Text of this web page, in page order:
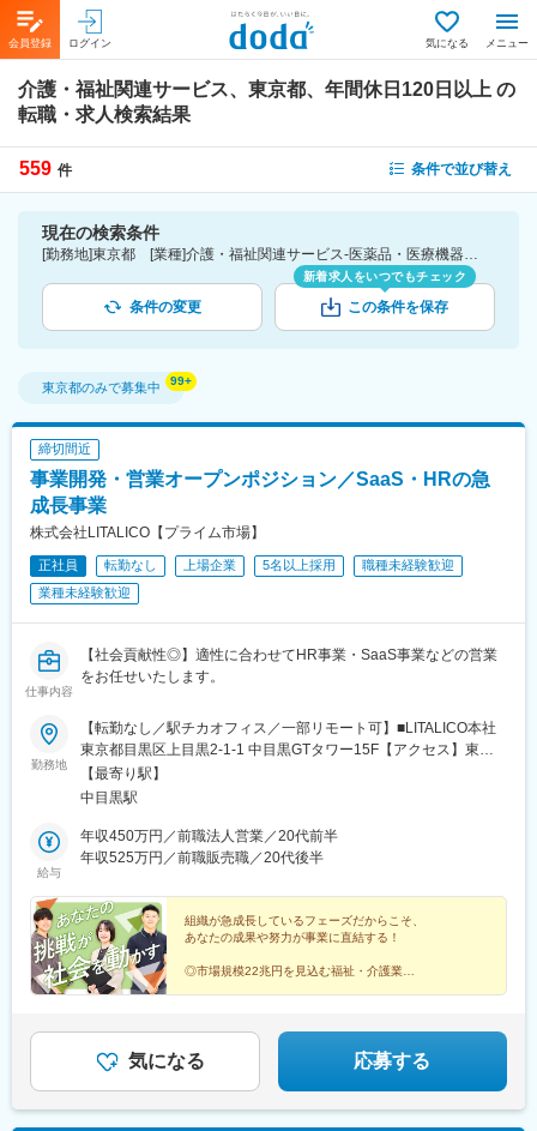
会員登録 ログイン 気になる メニュー
介護・福祉関連サービス、東京都、年間休日120日以上 の
転職・求人検索結果
559 件 条件で並び替え
現在の検索条件
[勤務地]東京都 [業種]介護・福祉関連サービス-医薬品・医療機器・ライフサイエンス・医療系サービス [こだわり条件ピックアップ]年間休日120日以上 [詳細条件](休日・働き方)年間休日120日以上
条件の変更
新着求人をいつでもチェック
この条件を保存
東京都のみで募集中
締切間近
事業開発・営業オープンポジション／SaaS・HRの急
成長事業
株式会社LITALICO【プライム市場】
正社員 転勤なし 上場企業 5名以上採用
職種未経験歓迎
業種未経験歓迎
仕事内容
【社会貢献性◎】適性に合わせてHR事業・SaaS事業などの営業
をお任せいたします。
勤務地
【転勤なし／駅チカオフィス／一部リモート可】■LITALICO本社
東京都目黒区上目黒2-1-1 中目黒GTタワー15F【アクセス】東急
東横線・東京メトロ日比谷線「中目黒駅」より徒歩1分※受動喫煙
対策：屋内全面禁煙＼ 在宅勤務の併用も可★
モートは不可）。研修期間中は本社へ出社いただきますが、独り
立ち後は週1日程度の出社を目安に、個人に合わせた柔軟な働き方
定しており、カフェ等の公共スペースは対象外です。
【最寄り駅】
中目黒駅
給与
年収450万円／前職法人営業／20代前半
年収525万円／前職販売職／20代後半
組織が急成長しているフェーズだからこそ、
あなたの成果や努力が事業に直結する！
◎市場規模22兆円を見込む福祉・介護業界
――迷うより、動こう。
あなたの一歩が、進化になる。
気になる 応募する